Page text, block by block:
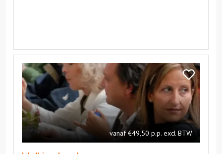
Bekijk
Walking
lunch
vanaf €49,50 p.p. excl BTW
Walking
lunch